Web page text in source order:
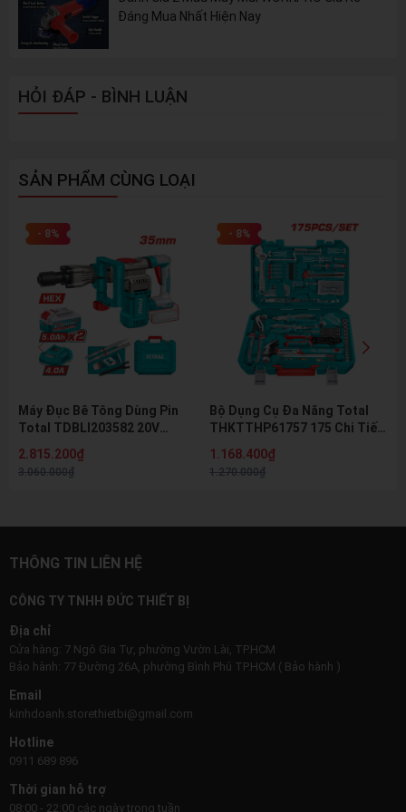
Đáng Mua Nhất Hiện Nay
HỎI ĐÁP - BÌNH LUẬN
SẢN PHẨM CÙNG LOẠI
- 8%
Máy Đục Bê Tông Dùng Pin
Total TDBLI203582 20V
2 Pin 5.0Ah Và Sạc
2.815.200₫
3.060.000₫
- 8%
Bộ Dụng Cụ Đa Năng Total
THKTTHP61757 175 Chi Tiết
Vít Chính Hãng
1.168.400₫
1.270.000₫
THÔNG TIN LIÊN HỆ
CÔNG TY TNHH ĐỨC THIẾT BỊ
Địa chỉ
Cửa hàng: 7 Ngô Gia Tự, phường Vườn Lài, TP.HCM
Bảo hành: 77 Đường 26A, phường Bình Phú TP.HCM ( Bảo hành )
Email
kinhdoanh.storethietbi@gmail.com
Hotline
0911 689 896
Thời gian hỗ trợ
08:00 - 22:00 các ngày trong tuần